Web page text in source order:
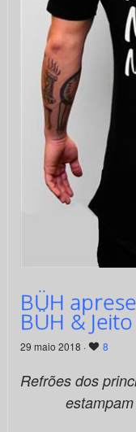
BÜH
BÜH &
29 maio 2018 · 8
Refrões dos